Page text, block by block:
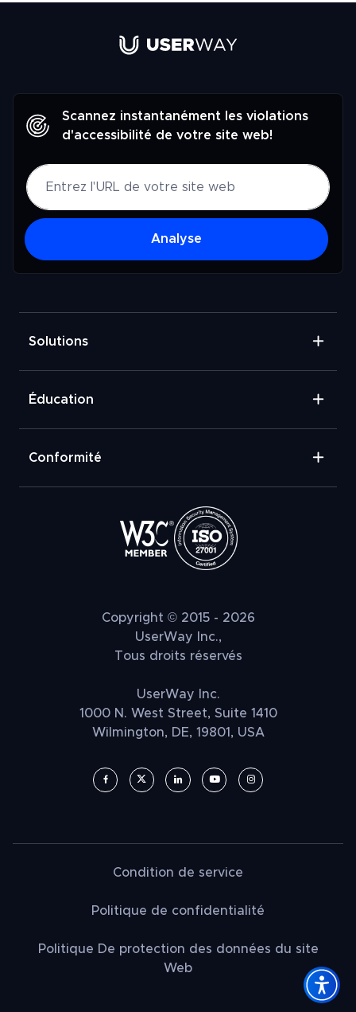
Lien vers la page d'accueil de
Scannez instantanément les violations
d'accessibilité de votre site web!
Analyse
Solutions
Éducation
Conformité
Copyright © 2015 - 2026
UserWay Inc.,
Tous droits réservés
UserWay Inc.
1000 N. West Street, Suite 1410
Wilmington, DE, 19801, USA
Condition de service
Politique de confidentialité
Politique De protection des données du site
Web